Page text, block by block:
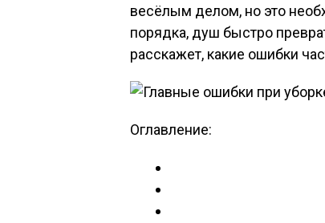
весёлым делом, но это
порядка, душ быстро
расскажет, какие ошибки
Оглавление: